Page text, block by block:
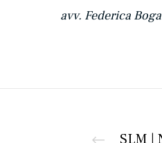
avv. Federica Boga